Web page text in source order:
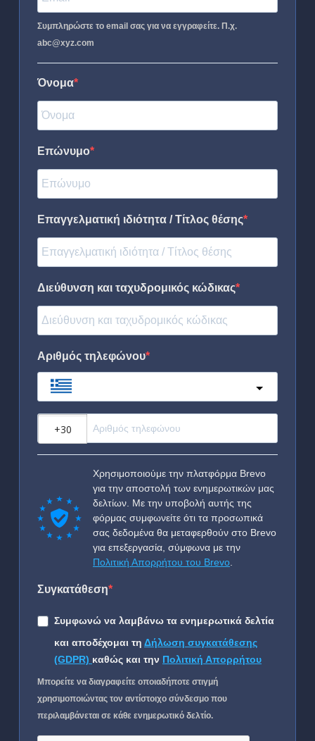
Συμπληρώστε το email σας για να εγγραφείτε. Π.χ.
abc@xyz.com
Όνομα
Επώνυμο
Επαγγελματική ιδιότητα / Τίτλος θέσης
Διεύθυνση και ταχυδρομικός κώδικας
Αριθμός τηλεφώνου
Χρησιμοποιούμε την πλατφόρμα Brevo
για την αποστολή των ενημερωτικών μας
δελτίων. Με την υποβολή αυτής της
φόρμας συμφωνείτε ότι τα προσωπικά
σας δεδομένα θα μεταφερθούν στο Brevo
για επεξεργασία, σύμφωνα με την
Πολιτική Απορρήτου του Brevo
Συγκατάθεση
Συμφωνώ να λαμβάνω τα ενημερωτικά δελτία
και αποδέχομαι τη Δήλωση συγκατάθεσης
(GDPR) καθώς και την Πολιτική Απορρήτου
Μπορείτε να διαγραφείτε οποιαδήποτε στιγμή
χρησιμοποιώντας τον αντίστοιχο σύνδεσμο που
περιλαμβάνεται σε κάθε ενημερωτικό δελτίο.